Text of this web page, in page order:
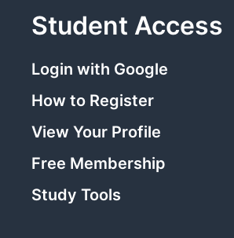
Student Access
Login with Google
How to Register
View Your Profile
Free Membership
Study Tools